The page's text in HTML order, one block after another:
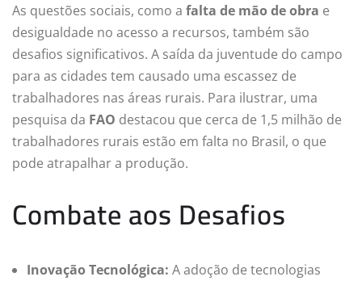
As questões sociais, como a falta de mão de obra e
desigualdade no acesso a recursos, também são
desafios significativos. A saída da juventude do campo
para as cidades tem causado uma escassez de
trabalhadores nas áreas rurais. Para ilustrar, uma
pesquisa da FAO destacou que cerca de 1,5 milhão de
trabalhadores rurais estão em falta no Brasil, o que
pode atrapalhar a produção.
Combate aos Desafios
Inovação Tecnológica: A adoção de tecnologias